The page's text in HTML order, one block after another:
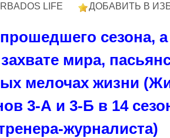
LIFE ДОБАВИТЬ В
сезона, а
мира,
мелочах жизни
3-А и 3-Б в 14
журналиста)